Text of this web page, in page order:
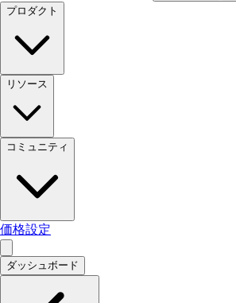
プロダクト
リソース
コミュニティ
価格設定
ダッシュボード